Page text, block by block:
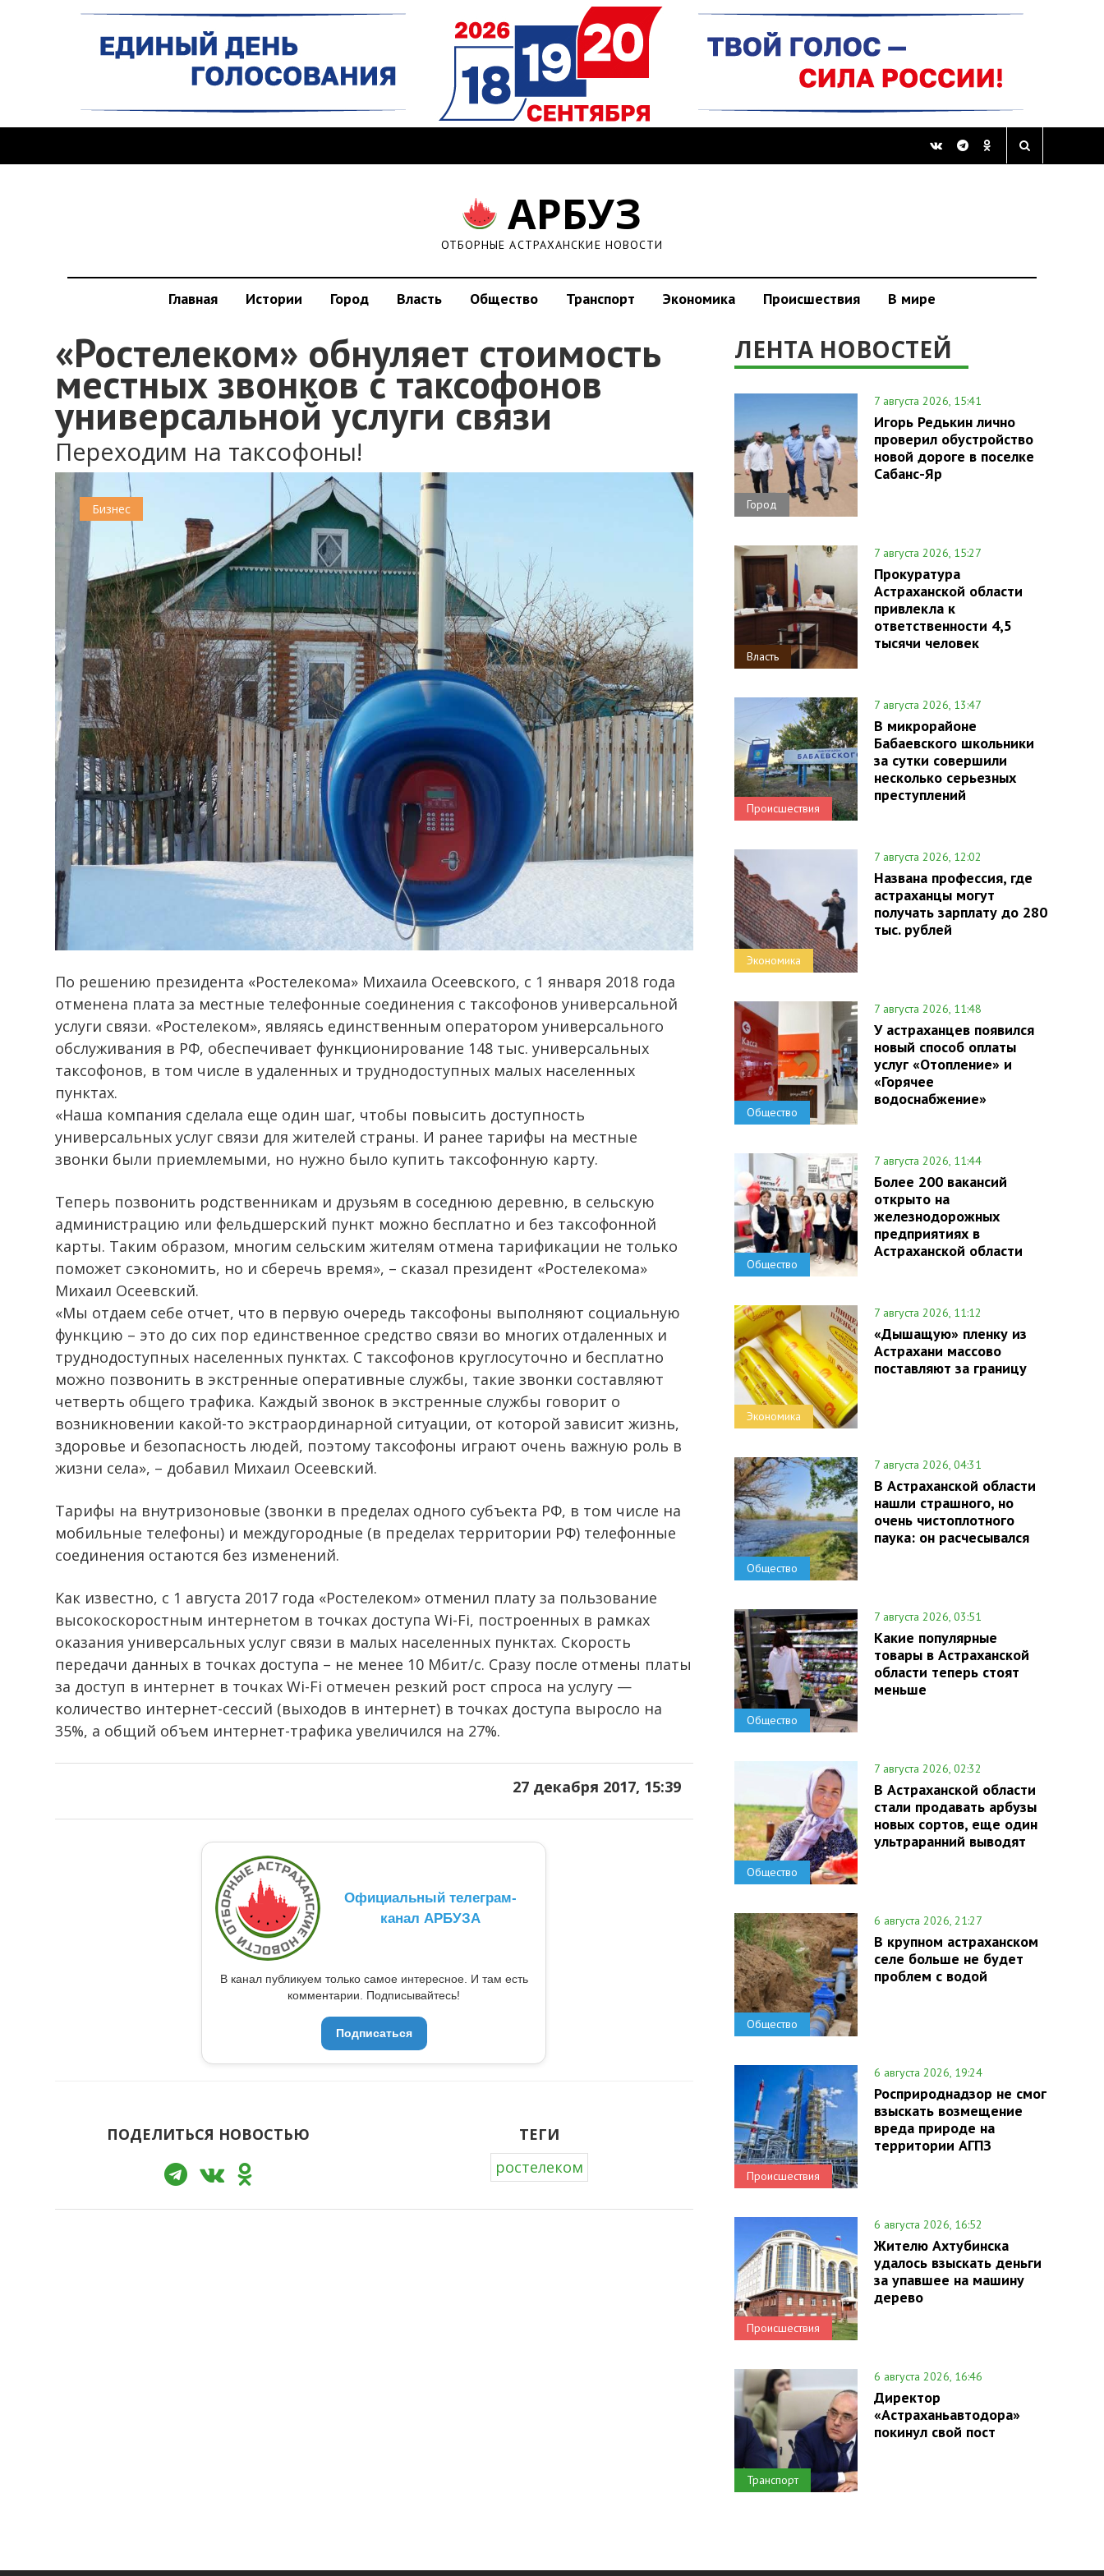
АРБУЗ
ОТБОРНЫЕ АСТРАХАНСКИЕ НОВОСТИ
Главная Истории Город Власть Общество Транспорт Экономика Происшествия В мире
«Ростелеком» обнуляет стоимость
местных звонков с таксофонов
универсальной услуги связи
Переходим на таксофоны!
Бизнес
По решению президента «Ростелекома» Михаила Осеевского, с 1 января 2018 года
отменена плата за местные телефонные соединения с таксофонов универсальной
услуги связи. «Ростелеком», являясь единственным оператором универсального
обслуживания в РФ, обеспечивает функционирование 148 тыс. универсальных
таксофонов, в том числе в удаленных и труднодоступных малых населенных
пунктах.
«Наша компания сделала еще один шаг, чтобы повысить доступность
универсальных услуг связи для жителей страны. И ранее тарифы на местные
звонки были приемлемыми, но нужно было купить таксофонную карту.
Теперь позвонить родственникам и друзьям в соседнюю деревню, в сельскую
администрацию или фельдшерский пункт можно бесплатно и без таксофонной
карты. Таким образом, многим сельским жителям отмена тарификации не только
поможет сэкономить, но и сберечь время», – сказал президент «Ростелекома»
Михаил Осеевский.
«Мы отдаем себе отчет, что в первую очередь таксофоны выполняют социальную
функцию – это до сих пор единственное средство связи во многих отдаленных и
труднодоступных населенных пунктах. С таксофонов круглосуточно и бесплатно
можно позвонить в экстренные оперативные службы, такие звонки составляют
четверть общего трафика. Каждый звонок в экстренные службы говорит о
возникновении какой-то экстраординарной ситуации, от которой зависит жизнь,
здоровье и безопасность людей, поэтому таксофоны играют очень важную роль в
жизни села», – добавил Михаил Осеевский.
Тарифы на внутризоновые (звонки в пределах одного субъекта РФ, в том числе на
мобильные телефоны) и междугородные (в пределах территории РФ) телефонные
соединения остаются без изменений.
Как известно, с 1 августа 2017 года «Ростелеком» отменил плату за пользование
высокоскоростным интернетом в точках доступа Wi-Fi, построенных в рамках
оказания универсальных услуг связи в малых населенных пунктах. Скорость
передачи данных в точках доступа – не менее 10 Мбит/с. Сразу после отмены платы
за доступ в интернет в точках Wi-Fi отмечен резкий рост спроса на услугу —
количество интернет-сессий (выходов в интернет) в точках доступа выросло на
35%, а общий объем интернет-трафика увеличился на 27%.
27 декабря 2017, 15:39
Официальный телеграм-
канал АРБУЗА
В канал публикуем только самое интересное. И там есть
комментарии. Подписывайтесь!
Подписаться
ПОДЕЛИТЬСЯ НОВОСТЬЮ
ТЕГИ
ростелеком
ЛЕНТА НОВОСТЕЙ
Город
7 августа 2026, 15:41
Игорь Редькин лично
проверил обустройство
новой дороге в поселке
Сабанс-Яр
Власть
7 августа 2026, 15:27
Прокуратура
Астраханской области
привлекла к
ответственности 4,5
тысячи человек
Происшествия
7 августа 2026, 13:47
В микрорайоне
Бабаевского школьники
за сутки совершили
несколько серьезных
преступлений
Экономика
7 августа 2026, 12:02
Названа профессия, где
астраханцы могут
получать зарплату до 280
тыс. рублей
Общество
7 августа 2026, 11:48
У астраханцев появился
новый способ оплаты
услуг «Отопление» и
«Горячее
водоснабжение»
Общество
7 августа 2026, 11:44
Более 200 вакансий
открыто на
железнодорожных
предприятиях в
Астраханской области
Экономика
7 августа 2026, 11:12
«Дышащую» пленку из
Астрахани массово
поставляют за границу
Общество
7 августа 2026, 04:31
В Астраханской области
нашли страшного, но
очень чистоплотного
паука: он расчесывался
Общество
7 августа 2026, 03:51
Какие популярные
товары в Астраханской
области теперь стоят
меньше
Общество
7 августа 2026, 02:32
В Астраханской области
стали продавать арбузы
новых сортов, еще один
ультраранний выводят
Общество
6 августа 2026, 21:27
В крупном астраханском
селе больше не будет
проблем с водой
Происшествия
6 августа 2026, 19:24
Росприроднадзор не смог
взыскать возмещение
вреда природе на
территории АГПЗ
Происшествия
6 августа 2026, 16:52
Жителю Ахтубинска
удалось взыскать деньги
за упавшее на машину
дерево
Транспорт
6 августа 2026, 16:46
Директор
«Астраханьавтодора»
покинул свой пост